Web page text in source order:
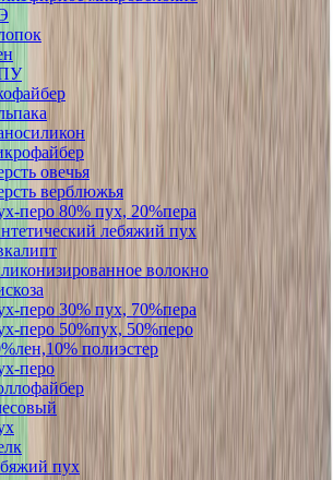
овечья
верблюжья
перо 80% пух, 20%пера
лебяжий пух
волокно
перо 30% пух, 70%пера
перо 50%пух, 50%перо
полиэстер
перо
пух